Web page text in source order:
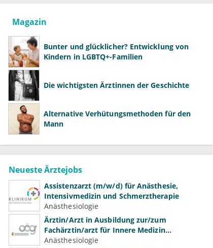
Magazin
Bunter und glücklicher? Entwicklung von
Kindern in LGBTQ+-Familien
Die wichtigsten Ärztinnen der Geschichte
Alternative Verhütungsmethoden für den
Mann
Neueste Ärztejobs
Assistenzarzt (m/w/d) für Anästhesie,
Intensivmedizin und Schmerztherapie
Anästhesiologie
Ärztin/Arzt in Ausbildung zur/zum
Fachärztin/arzt für Innere Medizin
(Kardiologie, Nephrologie, Intensivmedizin)
Anästhesiologie